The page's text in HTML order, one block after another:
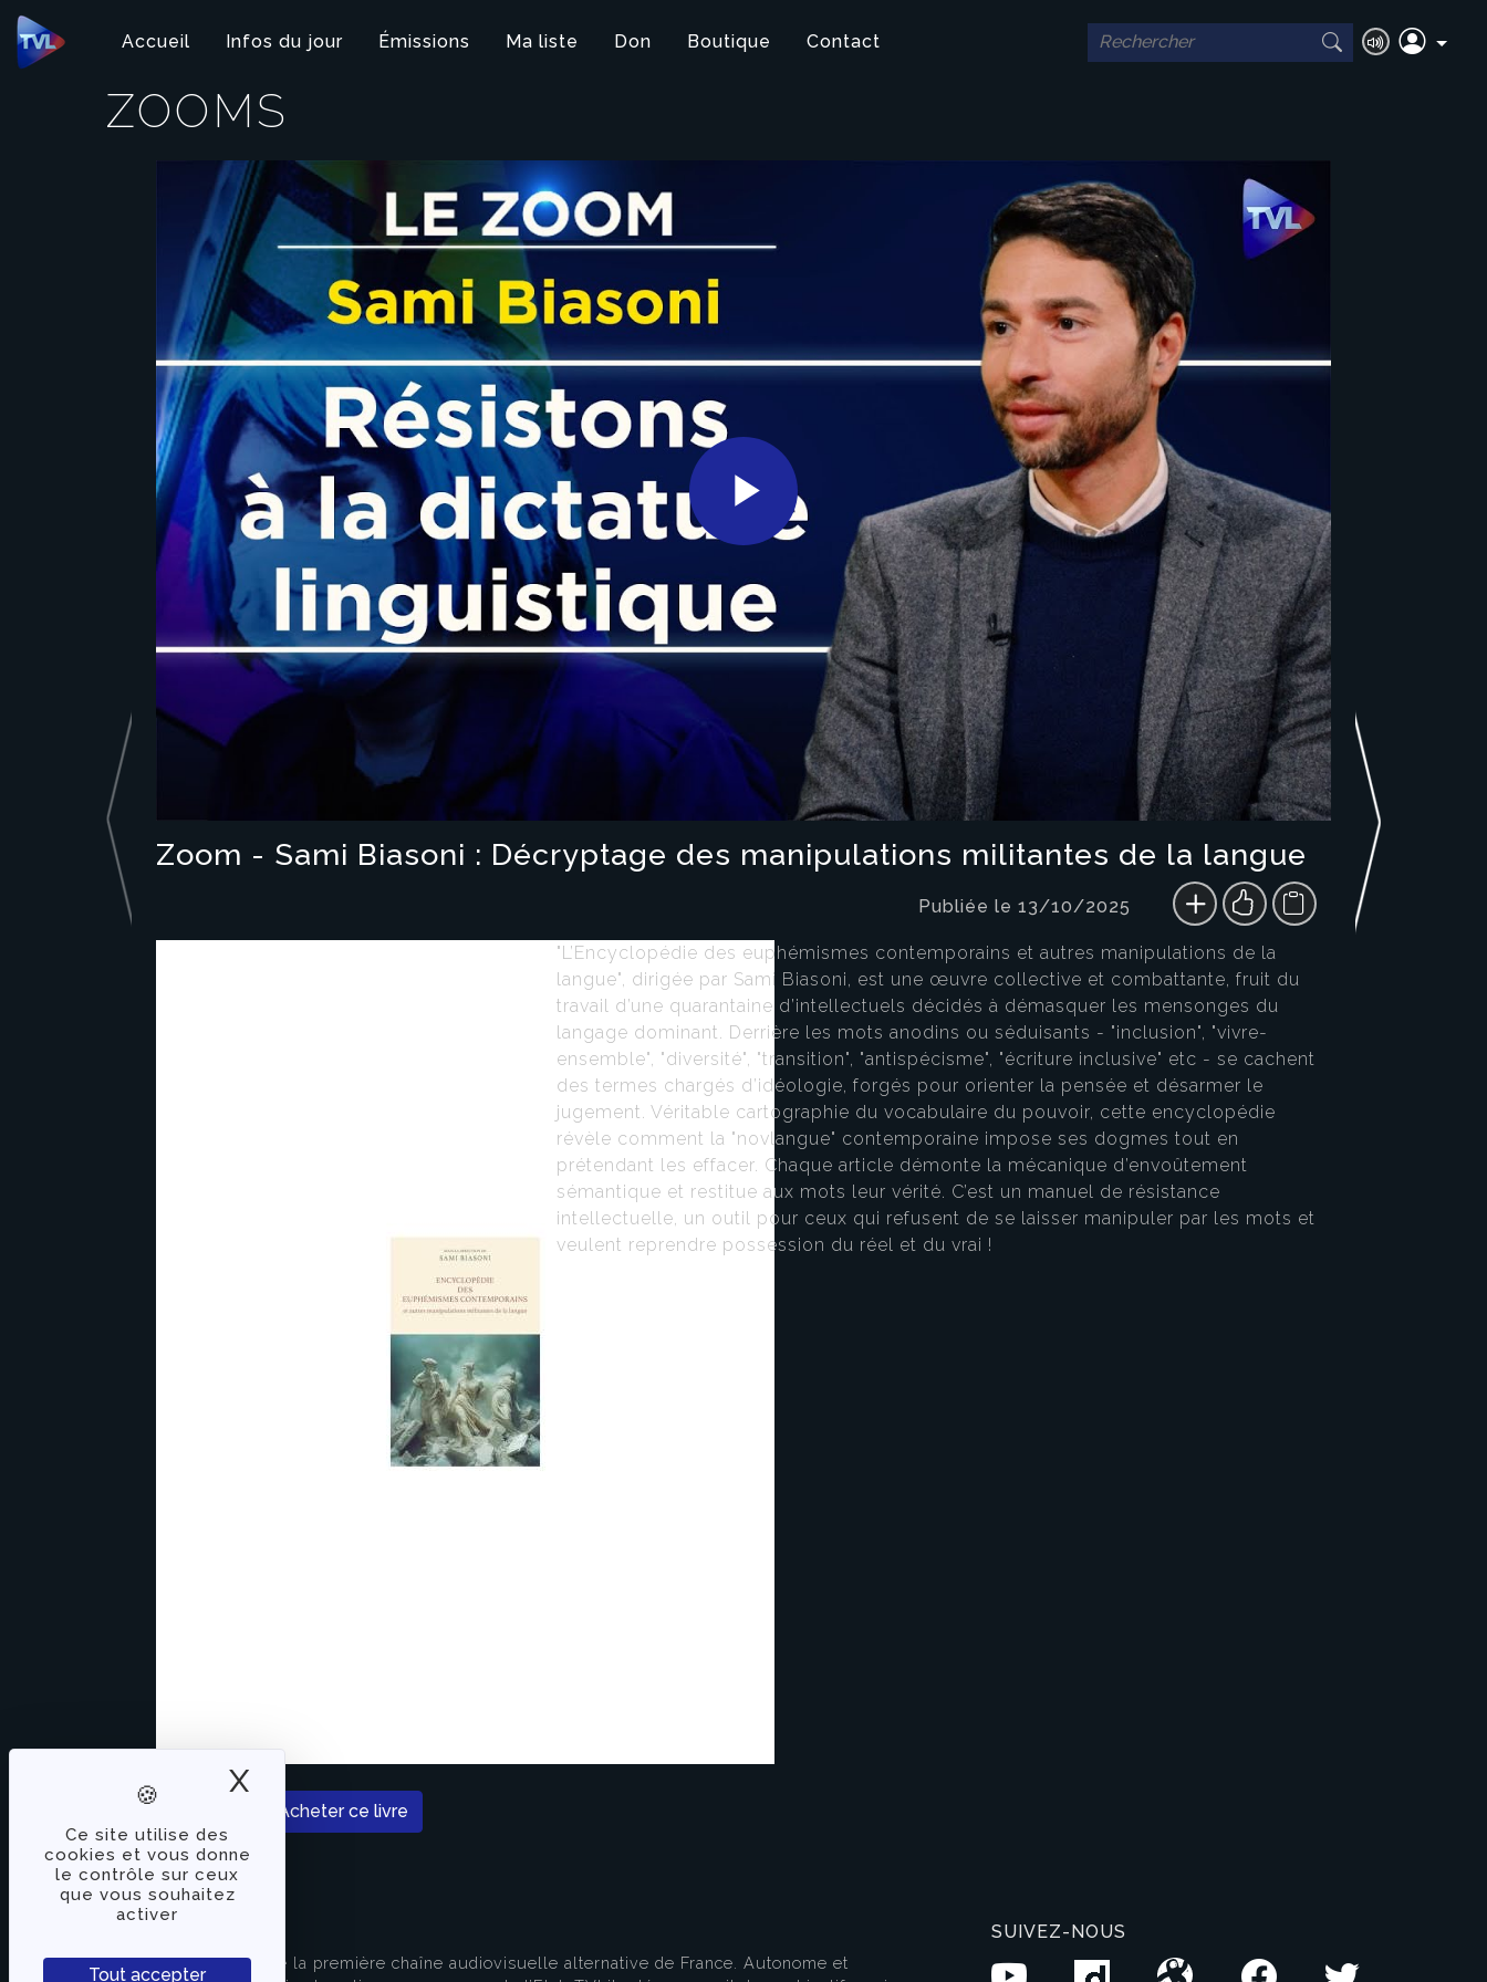
Panneau de gestion des cookies
Ce site utilise des
cookies et vous donne
le contrôle sur ceux
que vous souhaitez
activer
Tout accepter
X Masquer le bandeau des cookies
Accueil Infos du jour Émissions Ma liste Don Boutique Contact
ZOOMS
Play
Video
Zoom - Sami Biasoni : Décryptage des manipulations militantes de la langue
Publiée le 13/10/2025
Acheter ce livre
"L’Encyclopédie des euphémismes contemporains et autres manipulations de la
langue", dirigée par Sami Biasoni, est une œuvre collective et combattante, fruit du
travail d’une quarantaine d’intellectuels décidés à démasquer les mensonges du
langage dominant. Derrière les mots anodins ou séduisants - "inclusion", "vivre-
ensemble", "diversité", "transition", "antispécisme", "écriture inclusive" etc - se cachent
des termes chargés d’idéologie, forgés pour orienter la pensée et désarmer le
jugement. Véritable cartographie du vocabulaire du pouvoir, cette encyclopédie
révèle comment la "novlangue" contemporaine impose ses dogmes tout en
prétendant les effacer. Chaque article démonte la mécanique d’envoûtement
sémantique et restitue aux mots leur vérité. C’est un manuel de résistance
intellectuelle, un outil pour ceux qui refusent de se laisser manipuler par les mots et
veulent reprendre possession du réel et du vrai !
TVLibertés représente la première chaîne audiovisuelle alternative de France. Autonome et
SUIVEZ-NOUS